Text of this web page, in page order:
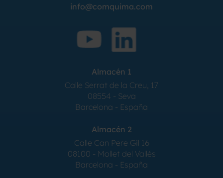
info@comquima.com
Almacén 1
Calle Serrat de la Creu, 17
08554 - Seva
Barcelona - España
Almacén 2
Calle Can Pere Gil 16
08100 - Mollet del Vallés
Barcelona - España